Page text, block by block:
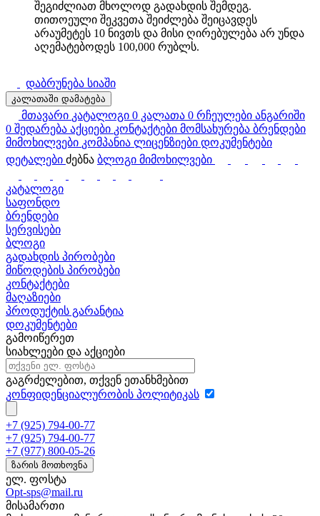
შეგიძლიათ მხოლოდ გადახდის შემდეგ.
თითოეული შეკვეთა შეიძლება შეიცავდეს
არაუმეტეს 10 ნივთს და მისი ღირებულება არ უნდა
აღემატებოდეს 100,000 რუბლს.
დაბრუნება სიაში
კალათაში დამატება
მთავარი კატალოგი 0 კალათა 0 რჩეულები ანგარიში
0 შედარება აქციები კონტაქტები მომსახურება ბრენდები
მიმოხილვები კომპანია ლიცენზიები დოკუმენტები
დეტალები ძებნა ბლოგი მიმოხილვები
კატალოგი
საფონდო
ბრენდები
სერვისები
ბლოგი
გადახდის პირობები
მიწოდების პირობები
კონტაქტები
მაღაზიები
პროდუქტის გარანტია
დოკუმენტები
გამოიწერეთ
სიახლეები და აქციები
გაგრძელებით, თქვენ ეთანხმებით
კონფიდენციალურობის პოლიტიკას
+7 (925) 794-00-77
+7 (925) 794-00-77
+7 (977) 800-05-26
ზარის მოთხოვნა
ელ. ფოსტა
Opt-sps@mail.ru
მისამართი